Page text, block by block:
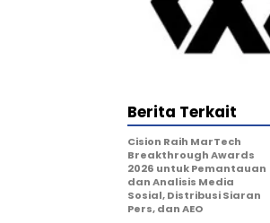
Berita Terkait
Cision Raih MarTech
Breakthrough Awards
2026 untuk Pemantauan
dan Analisis Media
Sosial, Distribusi Siaran
Pers, dan AEO